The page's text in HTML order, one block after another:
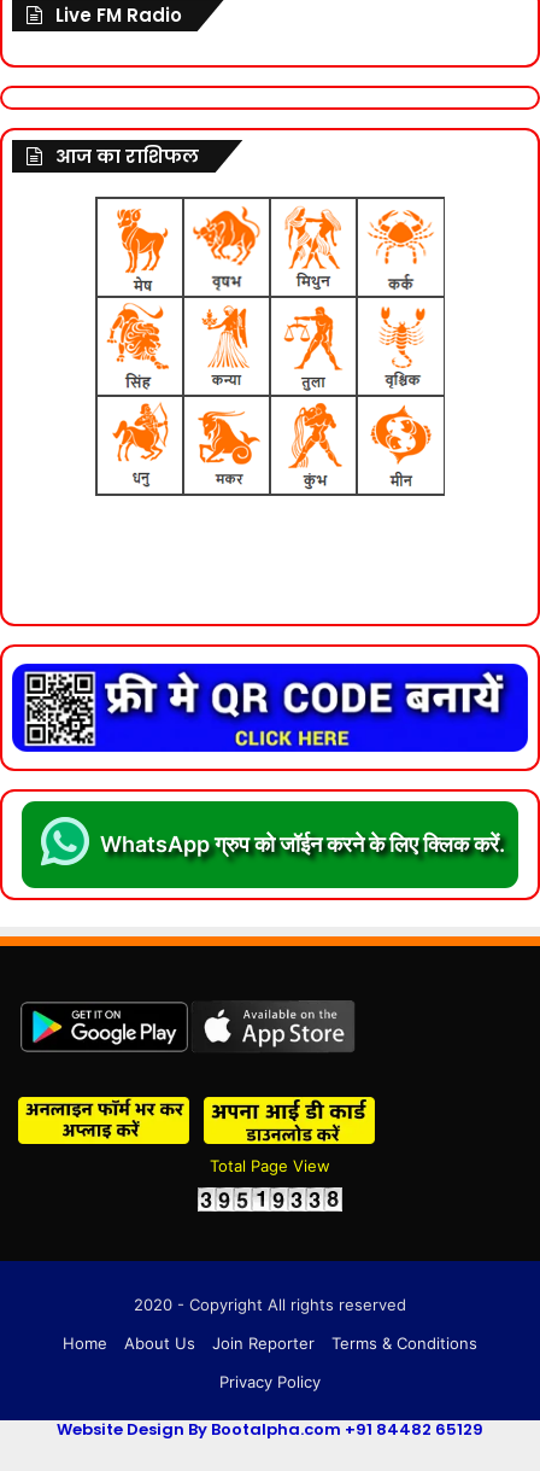
Live FM Radio
आज का राशिफल
WhatsApp ग्रुप को जॉईन करने के लिए क्लिक करें.
Total Page View
2020 - Copyright All rights reserved
Home
About Us Join Reporter
Terms & Conditions
Privacy Policy
Website Design By Bootalpha.com +91 84482 65129